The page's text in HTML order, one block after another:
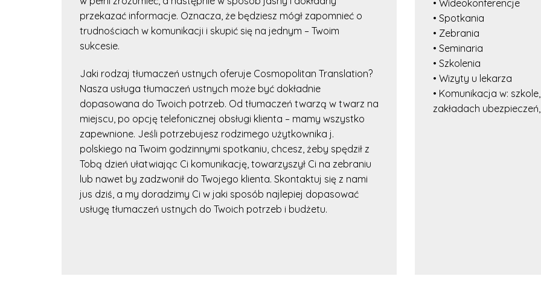
przekazać informacje. Oznacza, że będziesz mógł zapomnieć o
trudnościach w komunikacji i skupić się na jednym – Twoim
sukcesie.
Jaki rodzaj tłumaczeń ustnych oferuje Cosmopolitan Translation?
Nasza usługa tłumaczeń ustnych może być dokładnie
dopasowana do Twoich potrzeb. Od tłumaczeń twarzą w twarz na
miejscu, po opcję telefonicznej obsługi klienta – mamy wszystko
zapewnione. Jeśli potrzebujesz rodzimego użytkownika j.
polskiego na Twoim godzinnymi spotkaniu, chcesz, żeby spędził z
Tobą dzień ułatwiając Ci komunikację, towarzyszył Ci na zebraniu
lub nawet by zadzwonił do Twojego klienta. Skontaktuj się z nami
jus dziś, a my doradzimy Ci w jaki sposób najlepiej dopasować
usługę tłumaczeń ustnych do Twoich potrzeb i budżetu.
• Wideokonferencje
• Spotkania
• Zebrania
• Seminaria
• Szkolenia
• Wizyty u lekarza
• Komunikacja w:
zakładach